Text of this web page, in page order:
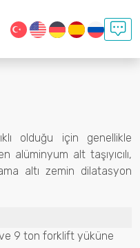
olduğu için genellikle
alüminyum alt taşıyıcılı,
altı zemin dilatasyon
9 ton forklift yüküne